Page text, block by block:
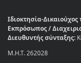
Ιδιοκτησία-
Εκπρόσωπος /
Διευθυντής σύνταξης:
Μ.Η.Τ. 262028